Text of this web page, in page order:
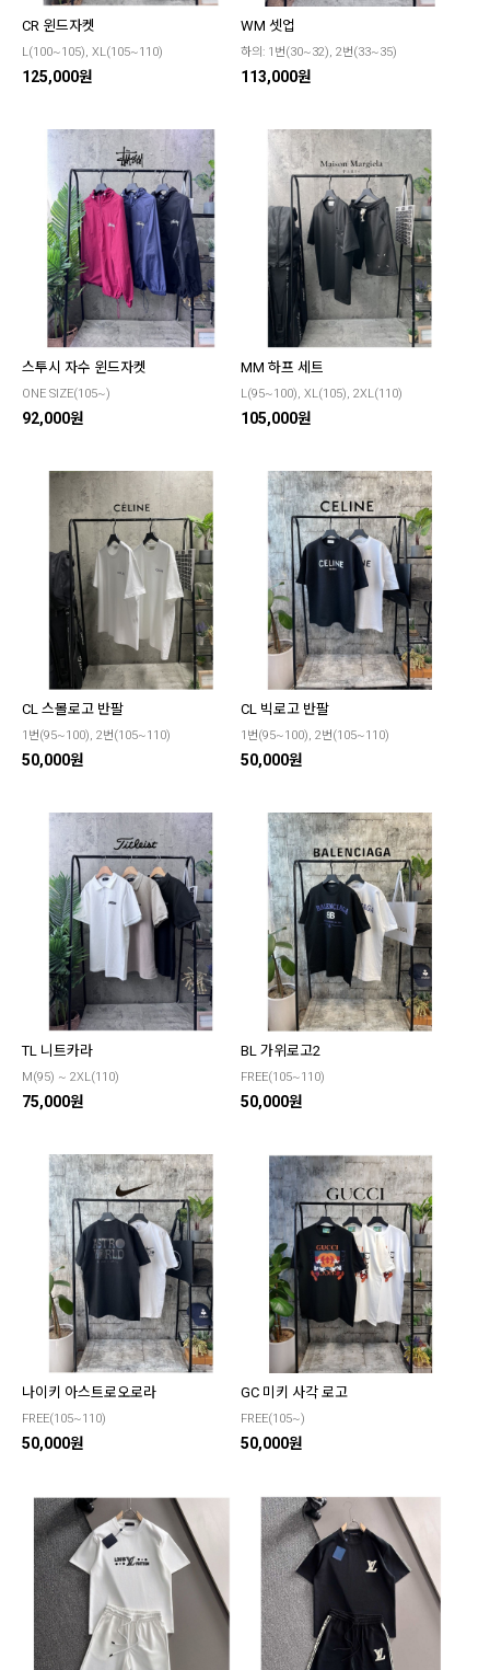
CR 윈드자켓
L(100~105), XL(105~110)
125,000원
WM 셋업
하의: 1번(30~32), 2번(33~35)
113,000원
스투시 자수 윈드자켓
ONE SIZE(105~)
92,000원
MM 하프 세트
L(95~100), XL(105), 2XL(110)
105,000원
CL 스몰로고 반팔
1번(95~100), 2번(105~110)
50,000원
CL 빅로고 반팔
1번(95~100), 2번(105~110)
50,000원
TL 니트카라
M(95) ~ 2XL(110)
75,000원
BL 가위로고2
FREE(105~110)
50,000원
나이키 아스트로오로라
FREE(105~110)
50,000원
GC 미키 사각 로고
FREE(105~)
50,000원